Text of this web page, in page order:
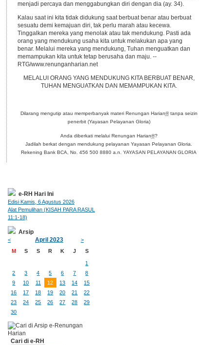
menjadi percaya dan menggabungkan diri dengan dia (ay. 34).
Kalau saat ini kita tidak didukung saat berbuat benar atau berbuat
sesuatu demi kemajuan diri, tak perlu marah atau kecewa.
Tinggalkan mereka yang menolak atau tak mendukung. Pasti ada
orang yang mendukung usaha kita untuk melakukan apa yang
benar. Melalui mereka yang mendukung, Tuhan menguatkan dan
memampukan kita untuk tetap berusaha dan maju. --
RTG/www.renunganharian.net
MELALUI ORANG YANG MENDUKUNG KITA BERBUAT BENAR,
TUHAN MENGUATKAN DAN MEMAMPUKAN KITA.
Dilarang mengutip atau memperbanyak materi Renungan Harian®tanpa seizin
penerbit (Yayasan Pelayanan Gloria)
Anda diberkati melalui Renungan Harian®?
Jadilah berkat dengan mendukung pelayanan Yayasan Pelayanan Gloria.
Rekening Bank BCA, No. 456 500 8880 a.n. YAYASAN PELAYANAN GLORIA
e-RH Hari Ini
Edisi Kamis, 6 Agustus 2026
Alat Pemulihan (KISAH PARA RASUL
11:1-18)
Arsip
< April 2023
>
M
S S R K J S
1
2
3 4 5 6 7
8
9
10 11 12 13 14
15
16
17 18 19 20 21
22
23
24 25 26 27 28
29
30
Cari di e-RH